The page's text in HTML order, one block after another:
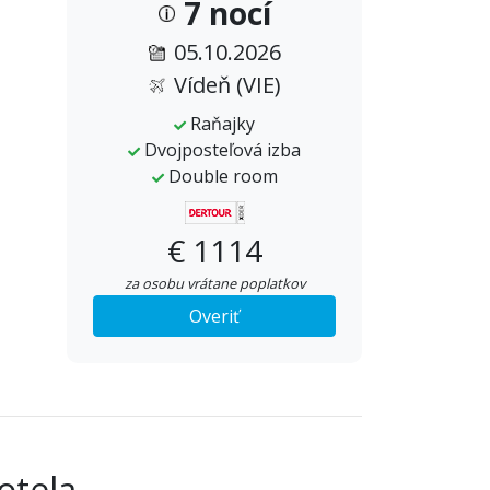
7 nocí
05.10.2026
Vídeň (VIE)
Raňajky
Dvojposteľová izba
Double room
€ 1114
za osobu vrátane poplatkov
Overiť